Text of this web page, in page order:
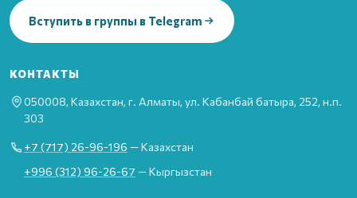
Вступить в группы в Telegram
КОНТАКТЫ
050008, Казахстан, г. Алматы, ул. Кабанбай батыра, 252, н.п.
303
+7 (717) 26-96-196 — Казахстан
+996 (312) 96-26-67 — Кыргызстан